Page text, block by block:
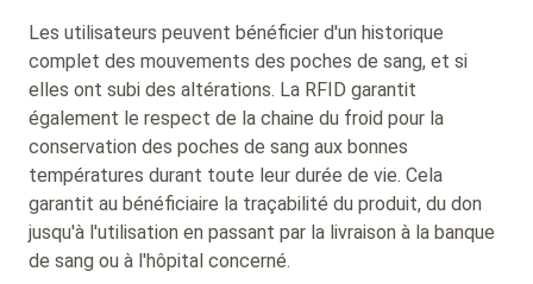
Les utilisateurs peuvent bénéficier d'un historique
complet des mouvements des poches de sang, et si
elles ont subi des altérations. La RFID garantit
également le respect de la chaine du froid pour la
conservation des poches de sang aux bonnes
températures durant toute leur durée de vie. Cela
garantit au bénéficiaire la traçabilité du produit, du don
jusqu'à l'utilisation en passant par la livraison à la banque
de sang ou à l'hôpital concerné.